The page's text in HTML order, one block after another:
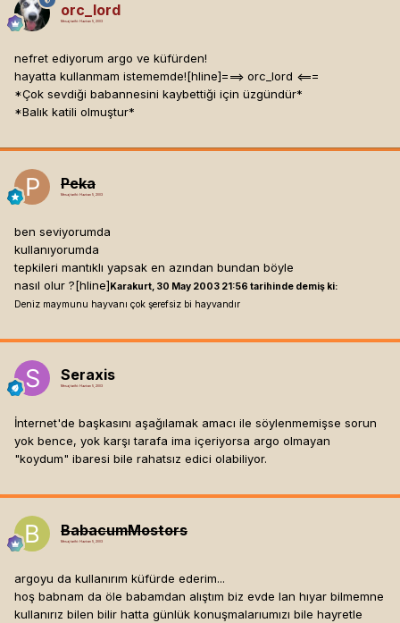
orc_lord
Mesaj tarihi: Haziran 5, 2003
nefret ediyorum argo ve küfürden!
hayatta kullanmam istememde![hline]===> orc_lord <===
*Çok sevdiği babannesini kaybettiği için üzgündür*
*Balık katili olmuştur*
Peka
Mesaj tarihi: Haziran 5, 2003
ben seviyorumda
kullanıyorumda
tepkileri mantıklı yapsak en azından bundan böyle
nasıl olur ?[hline]Karakurt, 30 May 2003 21:56 tarihinde demiş ki:
Deniz maymunu hayvanı çok şerefsiz bi hayvandır
Seraxis
Mesaj tarihi: Haziran 5, 2003
İnternet'de başkasını aşağılamak amacı ile söylenmemişse sorun
yok bence, yok karşı tarafa ima içeriyorsa argo olmayan
"koydum" ibaresi bile rahatsız edici olabiliyor.
BabacumMostors
Mesaj tarihi: Haziran 5, 2003
argoyu da kullanırım küfürde ederim...
hoş babnam da öle babamdan alıştım biz evde lan hıyar bilmemne
kullanırız bilen bilir hatta günlük konuşmalarıumızı bile hayretle